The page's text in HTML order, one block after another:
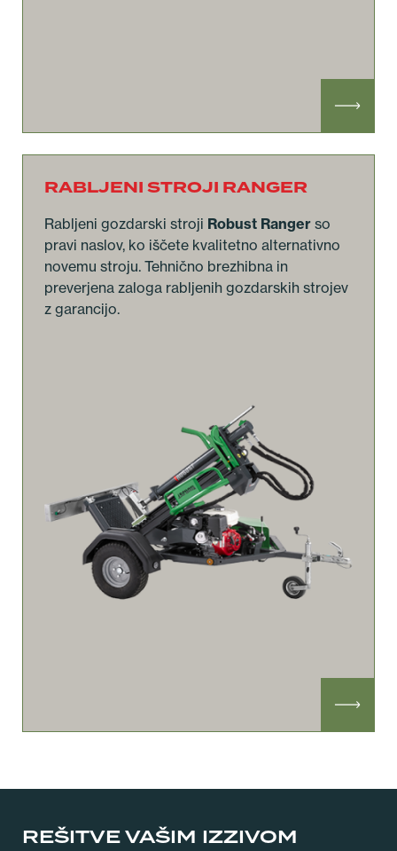
RABLJENI STROJI RANGER
Rabljeni gozdarski stroji Robust Ranger so
pravi naslov, ko iščete kvalitetno alternativno
novemu stroju. Tehnično brezhibna in
preverjena zaloga rabljenih gozdarskih strojev
z garancijo.
REŠITVE VAŠIM IZZIVOM